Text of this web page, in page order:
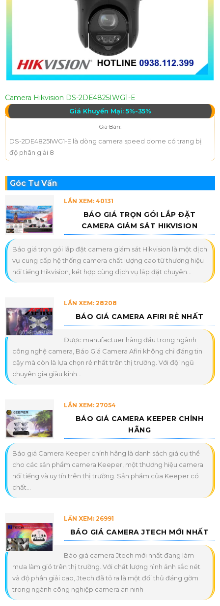
Camera Hikvision DS-2DE4825IWG1-E
Giá Khuyến Mại: 5%-35%
Giá Bán:
DS-2DE4825IWG1-E là dòng camera speed dome có trang bị
độ phân giải 8
Góc Tư Vấn
LẦN XEM: 40131
BÁO GIÁ TRỌN GÓI LẮP ĐẶT
CAMERA GIÁM SÁT HIKVISION
Báo giá trọn gói lắp đặt camera giám sát Hikvision là một dịch
vụ cung cấp hệ thống camera chất lượng cao từ thương hiệu
nổi tiếng Hikvision, kết hợp cùng dịch vụ lắp đặt chuyên...
LẦN XEM: 28208
BÁO GIÁ CAMERA AFIRI RẺ NHẤT
Được manufactuer hàng đầu trong ngành
công nghệ camera, Báo Giá Camera Afiri không chỉ đáng tin
cậy mà còn là lựa chọn rẻ nhất trên thị trường. Với đội ngũ
chuyên gia giàu kinh...
LẦN XEM: 27054
BÁO GIÁ CAMERA KEEPER CHÍNH
HÃNG
Báo giá Camera Keeper chính hãng là danh sách giá cụ thể
cho các sản phẩm camera Keeper, một thương hiệu camera
nổi tiếng và uy tín trên thị trường. Sản phẩm của Keeper có
chất...
LẦN XEM: 26991
BÁO GIÁ CAMERA JTECH MỚI NHẤT
Báo giá camera Jtech mới nhất đang làm
mưa làm gió trên thị trường. Với chất lượng hình ảnh sắc nét
và độ phân giải cao, Jtech đã tỏ ra là một đối thủ đáng gờm
trong ngành công nghiệp camera an ninh